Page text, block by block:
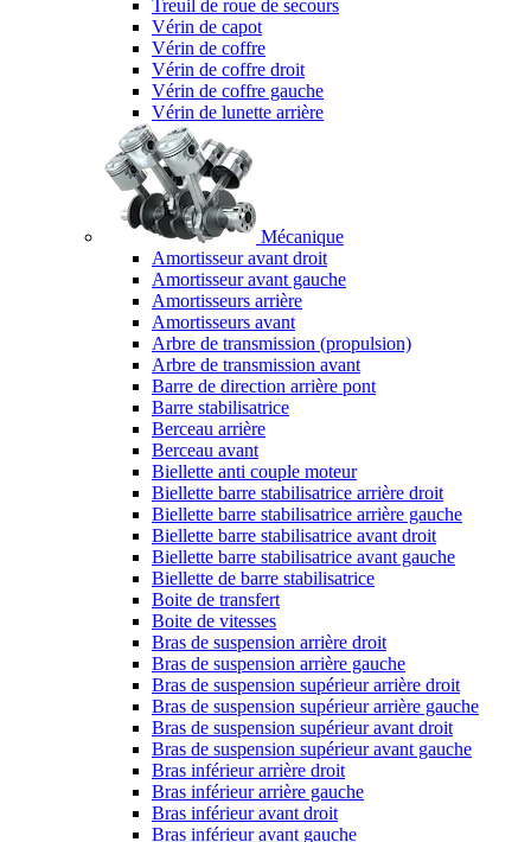
Treuil de roue de secours
Vérin de capot
Vérin de coffre
Vérin de coffre droit
Vérin de coffre gauche
Vérin de lunette arrière
Mécanique
Amortisseur avant droit
Amortisseur avant gauche
Amortisseurs arrière
Amortisseurs avant
Arbre de transmission (propulsion)
Arbre de transmission avant
Barre de direction arrière pont
Barre stabilisatrice
Berceau arrière
Berceau avant
Biellette anti couple moteur
Biellette barre stabilisatrice arrière droit
Biellette barre stabilisatrice arrière gauche
Biellette barre stabilisatrice avant droit
Biellette barre stabilisatrice avant gauche
Biellette de barre stabilisatrice
Boite de transfert
Boite de vitesses
Bras de suspension arrière droit
Bras de suspension arrière gauche
Bras de suspension supérieur arrière droit
Bras de suspension supérieur arrière gauche
Bras de suspension supérieur avant droit
Bras de suspension supérieur avant gauche
Bras inférieur arrière droit
Bras inférieur arrière gauche
Bras inférieur avant droit
Bras inférieur avant gauche